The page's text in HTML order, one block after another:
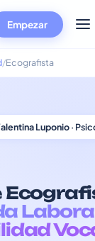
Empezar
Ecografista
Luponio·